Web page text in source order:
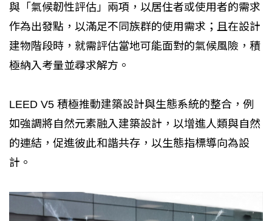
與「氣候韌性評估」兩項，以居住者或使用者的需求
作為出發點，以滿足不同族群的使用需求；且在設計
建物階段時，就需評估當地可能面對的氣候風險，積
極納入考量並尋求解方。
LEED V5 積極推動建築設計與生態系統的整合，例
如強調將自然元素融入建築設計，以增進人類與自然
的連結，促進彼此和諧共存，以生態指標導向為設
計。